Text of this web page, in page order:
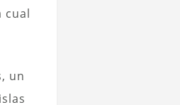
cual
un